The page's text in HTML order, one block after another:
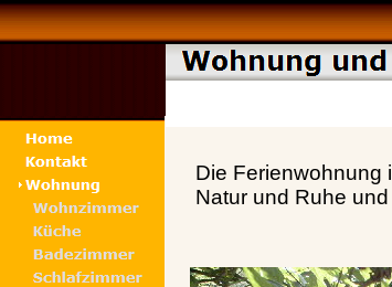
Die Ferienwohnung
Natur und Ruhe